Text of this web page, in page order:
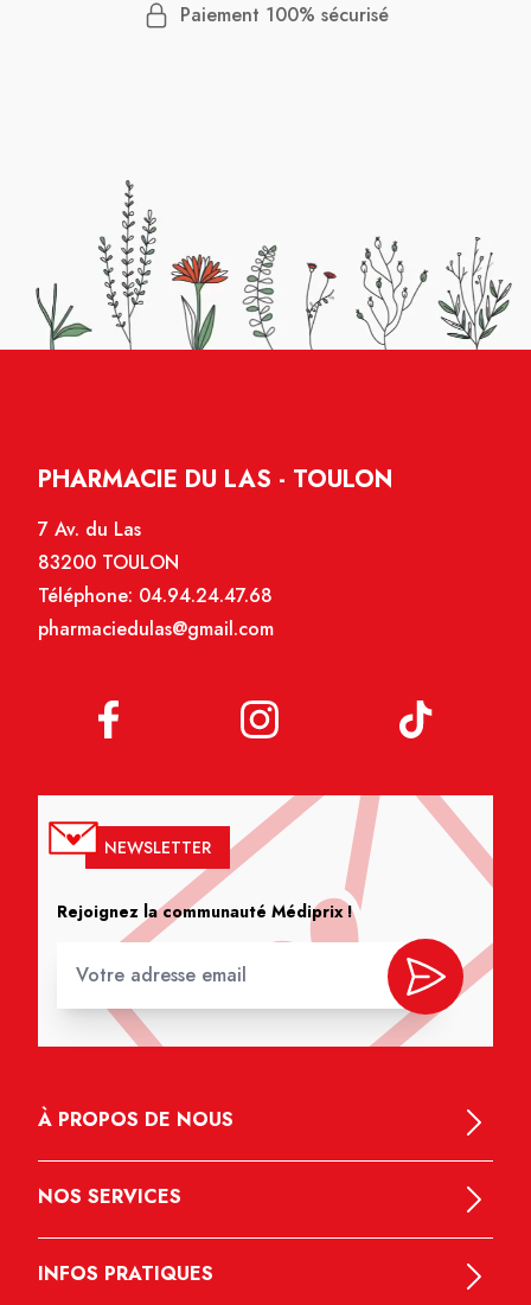
Paiement 100% sécurisé
PHARMACIE DU LAS - TOULON
7 Av. du Las
83200 TOULON
Téléphone: 04.94.24.47.68
pharmaciedulas@gmail.com
NEWSLETTER
Rejoignez la communauté Médiprix !
À PROPOS DE NOUS
NOS SERVICES
INFOS PRATIQUES